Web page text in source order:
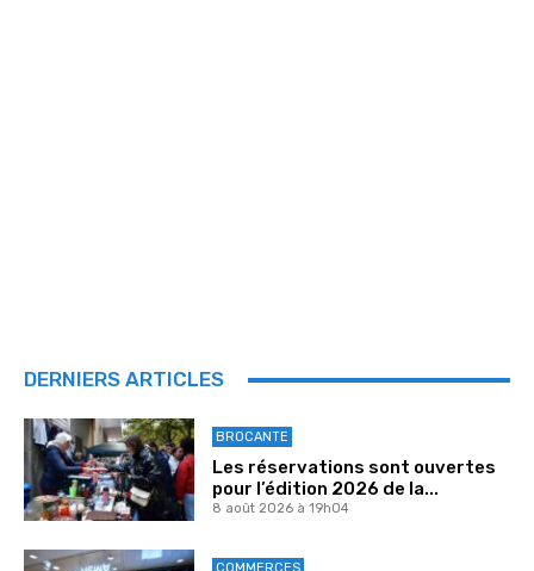
DERNIERS ARTICLES
BROCANTE
Les réservations sont ouvertes
pour l’édition 2026 de la...
8 août 2026 à 19h04
COMMERCES